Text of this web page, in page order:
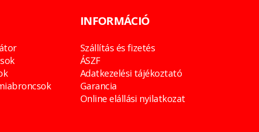
INFORMÁCIÓ
Szállítás és fizetés
ÁSZF
Adatkezelési tájékoztató
Garancia
Online elállási nyilatkozat